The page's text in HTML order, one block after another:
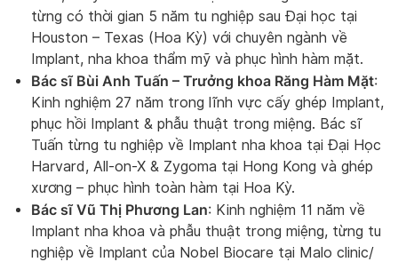
từng có thời gian 5 năm tu nghiệp sau Đại học tại
Houston – Texas (Hoa Kỳ) với chuyên ngành về
Implant, nha khoa thẩm mỹ và phục hình hàm mặt.
Bác sĩ Bùi Anh Tuấn – Trưởng khoa Răng Hàm Mặt:
Kinh nghiệm 27 năm trong lĩnh vực cấy ghép Implant,
phục hồi Implant & phẫu thuật trong miệng. Bác sĩ
Tuấn từng tu nghiệp về Implant nha khoa tại Đại Học
Harvard, All-on-X & Zygoma tại Hong Kong và ghép
xương – phục hình toàn hàm tại Hoa Kỳ.
Bác sĩ Vũ Thị Phương Lan: Kinh nghiệm 11 năm về
Implant nha khoa và phẫu thuật trong miệng, từng tu
nghiệp về Implant của Nobel Biocare tại Malo clinic/